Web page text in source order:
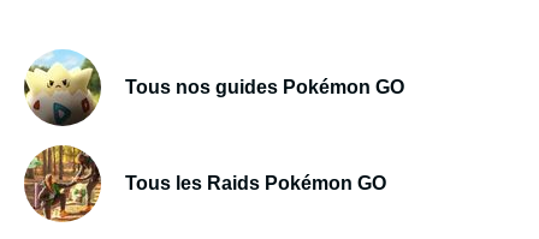
Tous nos guides Pokémon GO
Tous les Raids Pokémon GO